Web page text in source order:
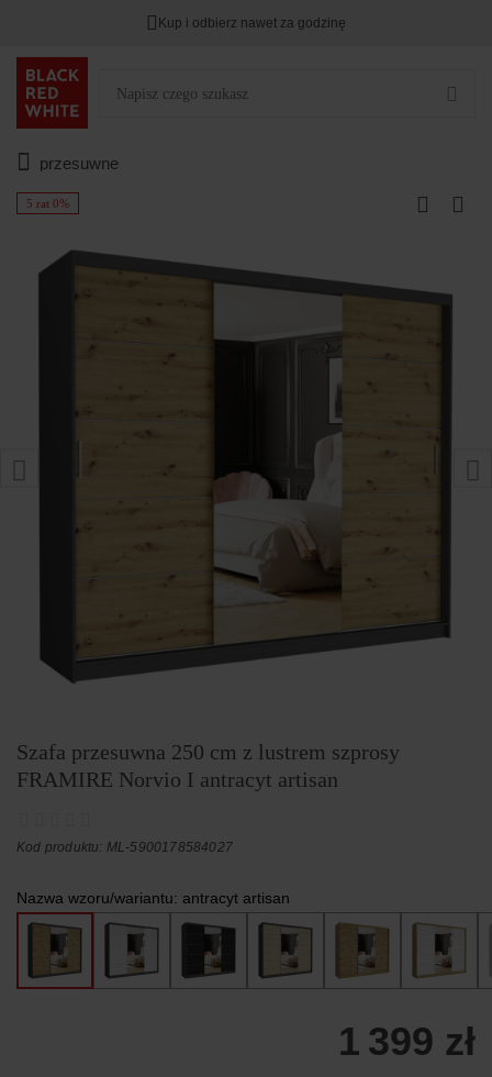
Kup i odbierz nawet za godzinę
przesuwne
5 rat 0%
Szafa przesuwna 250 cm z lustrem szprosy
FRAMIRE Norvio I antracyt artisan
Kod produktu: ML-5900178584027
Nazwa wzoru/wariantu: antracyt artisan
1 399 zł